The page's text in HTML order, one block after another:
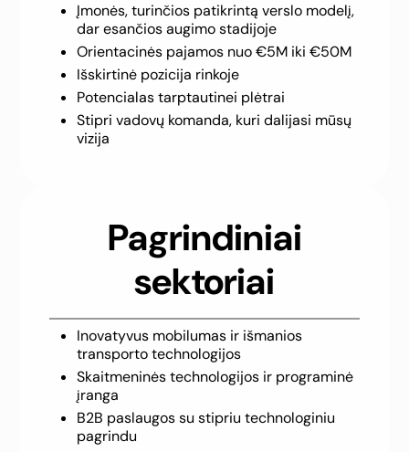
Įmonės, turinčios patikrintą verslo modelį,
dar esančios augimo stadijoje
Orientacinės pajamos nuo €5M iki €50M
Išskirtinė pozicija rinkoje
Potencialas tarptautinei plėtrai
Stipri vadovų komanda, kuri dalijasi mūsų
vizija
Pagrindiniai
sektoriai
Inovatyvus mobilumas ir išmanios
transporto technologijos
Skaitmeninės technologijos ir programinė
įranga
B2B paslaugos su stipriu technologiniu
pagrindu